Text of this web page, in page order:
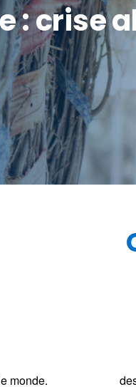
: crise
monde.